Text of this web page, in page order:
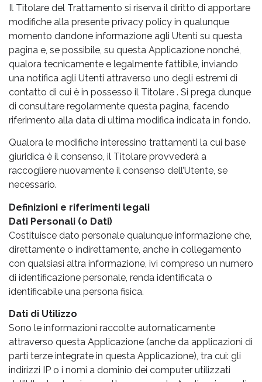
Il Titolare del Trattamento si riserva il diritto di apportare
modifiche alla presente privacy policy in qualunque
momento dandone informazione agli Utenti su questa
pagina e, se possibile, su questa Applicazione nonché,
qualora tecnicamente e legalmente fattibile, inviando
una notifica agli Utenti attraverso uno degli estremi di
contatto di cui è in possesso il Titolare . Si prega dunque
di consultare regolarmente questa pagina, facendo
riferimento alla data di ultima modifica indicata in fondo.
Qualora le modifiche interessino trattamenti la cui base
giuridica è il consenso, il Titolare provvederà a
raccogliere nuovamente il consenso dell’Utente, se
necessario.
Definizioni e riferimenti legali
Dati Personali (o Dati)
Costituisce dato personale qualunque informazione che,
direttamente o indirettamente, anche in collegamento
con qualsiasi altra informazione, ivi compreso un numero
di identificazione personale, renda identificata o
identificabile una persona fisica.
Dati di Utilizzo
Sono le informazioni raccolte automaticamente
attraverso questa Applicazione (anche da applicazioni di
parti terze integrate in questa Applicazione), tra cui: gli
indirizzi IP o i nomi a dominio dei computer utilizzati